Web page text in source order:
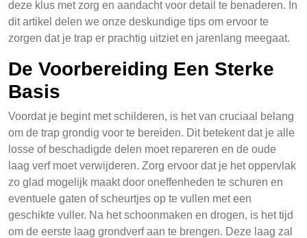
deze klus met zorg en aandacht voor detail te benaderen. In
dit artikel delen we onze deskundige tips om ervoor te
zorgen dat je trap er prachtig uitziet en jarenlang meegaat.
De Voorbereiding Een Sterke
Basis
Voordat je begint met schilderen, is het van cruciaal belang
om de trap grondig voor te bereiden. Dit betekent dat je alle
losse of beschadigde delen moet repareren en de oude
laag verf moet verwijderen. Zorg ervoor dat je het oppervlak
zo glad mogelijk maakt door oneffenheden te schuren en
eventuele gaten of scheurtjes op te vullen met een
geschikte vuller. Na het schoonmaken en drogen, is het tijd
om de eerste laag grondverf aan te brengen. Deze laag zal